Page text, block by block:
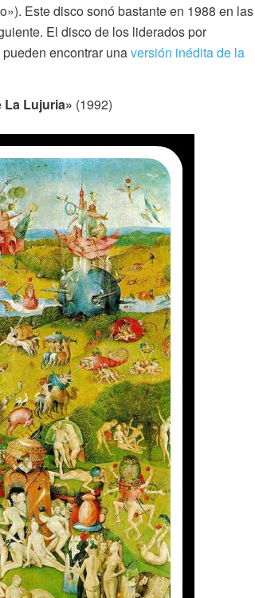
Este disco sonó bastante en 1988 en las
El disco de los liderados por
encontrar unaversión inédita de la
La Lujuria» (1992)